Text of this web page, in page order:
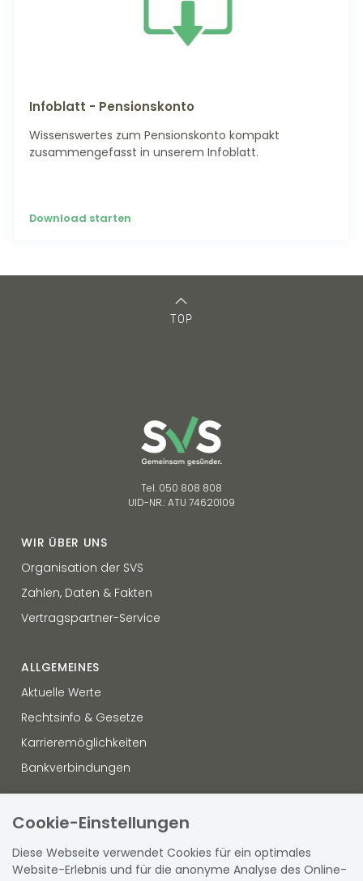
Cookie-Einstellungen
Diese Webseite verwendet Cookies für ein optimales
Website-Erlebnis und für die anonyme Analyse des Online-
Infoblatt - Pensionskonto
Wissenswertes zum Pensionskonto kompakt
zusammengefasst in unserem Infoblatt.
Download starten
TOP
Tel. 050 808 808
UID-NR.: ATU 74620109
WIR ÜBER UNS
Organisation der SVS
Zahlen, Daten & Fakten
Vertragspartner-Service
ALLGEMEINES
Aktuelle Werte
Rechtsinfo & Gesetze
Karrieremöglichkeiten
Bankverbindungen
OFFENLEGUNG
Hinweisgebersystem